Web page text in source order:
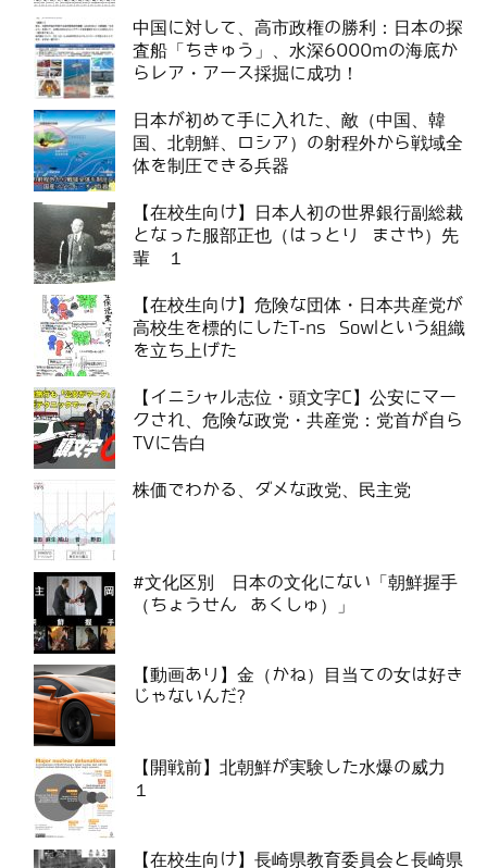
中国に対して、高市政権の勝利：日本の探
査船「ちきゅう」、水深6000mの海底か
らレア・アース採掘に成功！
日本が初めて手に入れた、敵（中国、韓
国、北朝鮮、ロシア）の射程外から戦域全
体を制圧できる兵器
【在校生向け】日本人初の世界銀行副総裁
となった服部正也（はっとり まさや）先
輩 １
【在校生向け】危険な団体・日本共産党が
高校生を標的にしたT-ns Sowlという組織
を立ち上げた
【イニシャル志位・頭文字C】公安にマー
クされ、危険な政党・共産党：党首が自ら
TVに告白
株価でわかる、ダメな政党、民主党
#文化区別 日本の文化にない「朝鮮握手
（ちょうせん あくしゅ）」
【動画あり】金（かね）目当ての女は好き
じゃないんだ?
【開戦前】北朝鮮が実験した水爆の威力
１
【在校生向け】長崎県教育委員会と長崎県